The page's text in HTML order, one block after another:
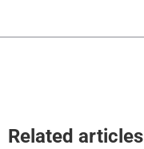
Related articles